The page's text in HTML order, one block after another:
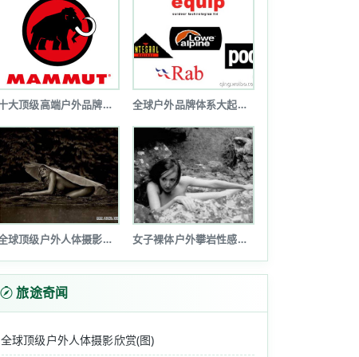
十大顶级高端户外品牌排行榜 全球户外品牌体系大起底(图文详解)
全球顶级户外人体摄影欣赏(图) 女子裸体户外攀岩性感诱惑令人瞠目(图...
旅途奇闻
全球顶级户外人体摄影欣赏(图)